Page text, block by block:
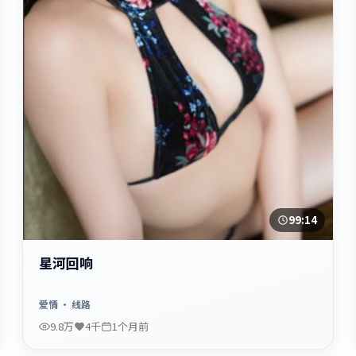
99:14
星河回响
爱情· 线路
9.8万 4千 1个月前